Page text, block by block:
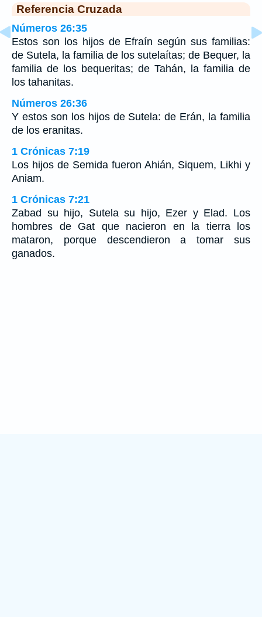
Referencia Cruzada
Números 26:35
Estos son los hijos de Efraín según sus familias:
de Sutela, la familia de los sutelaítas; de Bequer, la
familia de los bequeritas; de Tahán, la familia de
los tahanitas.
Números 26:36
Y estos son los hijos de Sutela: de Erán, la familia
de los eranitas.
1 Crónicas 7:19
Los hijos de Semida fueron Ahián, Siquem, Likhi y
Aniam.
1 Crónicas 7:21
Zabad su hijo, Sutela su hijo, Ezer y Elad. Los
hombres de Gat que nacieron en la tierra los
mataron, porque descendieron a tomar sus
ganados.